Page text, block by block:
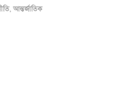
,আন্তর্জাতিক